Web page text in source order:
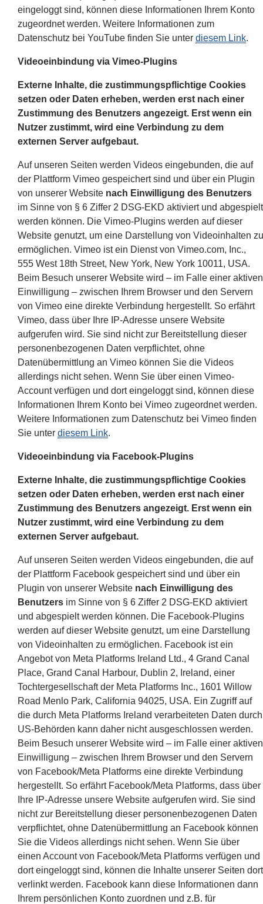
eingeloggt sind, können diese Informationen Ihrem Konto
zugeordnet werden. Weitere Informationen zum
Datenschutz bei YouTube finden Sie unter diesem Link.
Videoeinbindung via Vimeo-Plugins
Externe Inhalte, die zustimmungspflichtige Cookies
setzen oder Daten erheben, werden erst nach einer
Zustimmung des Benutzers angezeigt. Erst wenn ein
Nutzer zustimmt, wird eine Verbindung zu dem
externen Server aufgebaut.
Auf unseren Seiten werden Videos eingebunden, die auf
der Plattform Vimeo gespeichert sind und über ein Plugin
von unserer Website nach Einwilligung des Benutzers
im Sinne von § 6 Ziffer 2 DSG-EKD aktiviert und abgespielt
werden können. Die Vimeo-Plugins werden auf dieser
Website genutzt, um eine Darstellung von Videoinhalten zu
ermöglichen. Vimeo ist ein Dienst von Vimeo.com, Inc.,
555 West 18th Street, New York, New York 10011, USA.
Beim Besuch unserer Website wird – im Falle einer aktiven
Einwilligung – zwischen Ihrem Browser und den Servern
von Vimeo eine direkte Verbindung hergestellt. So erfährt
Vimeo, dass über Ihre IP-Adresse unsere Website
aufgerufen wird. Sie sind nicht zur Bereitstellung dieser
personenbezogenen Daten verpflichtet, ohne
Datenübermittlung an Vimeo können Sie die Videos
allerdings nicht sehen. Wenn Sie über einen Vimeo-
Account verfügen und dort eingeloggt sind, können diese
Informationen Ihrem Konto bei Vimeo zugeordnet werden.
Weitere Informationen zum Datenschutz bei Vimeo finden
Sie unter diesem Link.
Videoeinbindung via Facebook-Plugins
Externe Inhalte, die zustimmungspflichtige Cookies
setzen oder Daten erheben, werden erst nach einer
Zustimmung des Benutzers angezeigt. Erst wenn ein
Nutzer zustimmt, wird eine Verbindung zu dem
externen Server aufgebaut.
Auf unseren Seiten werden Videos eingebunden, die auf
der Plattform Facebook gespeichert sind und über ein
Plugin von unserer Website nach Einwilligung des
Benutzers im Sinne von § 6 Ziffer 2 DSG-EKD aktiviert
und abgespielt werden können. Die Facebook-Plugins
werden auf dieser Website genutzt, um eine Darstellung
von Videoinhalten zu ermöglichen. Facebook ist ein
Angebot von Meta Platforms Ireland Ltd., 4 Grand Canal
Place, Grand Canal Harbour, Dublin 2, Ireland, einer
Tochtergesellschaft der Meta Platforms Inc., 1601 Willow
Road Menlo Park, California 94025, USA. Ein Zugriff auf
die durch Meta Platforms Ireland verarbeiteten Daten durch
US-Behörden kann daher nicht ausgeschlossen werden.
Beim Besuch unserer Website wird – im Falle einer aktiven
Einwilligung – zwischen Ihrem Browser und den Servern
von Facebook/Meta Platforms eine direkte Verbindung
hergestellt. So erfährt Facebook/Meta Platforms, dass über
Ihre IP-Adresse unsere Website aufgerufen wird. Sie sind
nicht zur Bereitstellung dieser personenbezogenen Daten
verpflichtet, ohne Datenübermittlung an Facebook können
Sie die Videos allerdings nicht sehen. Wenn Sie über
einen Account von Facebook/Meta Platforms verfügen und
dort eingeloggt sind, können die Inhalte unserer Seiten dort
verlinkt werden. Facebook kann diese Informationen dann
Ihrem persönlichen Konto zuordnen und z.B. für